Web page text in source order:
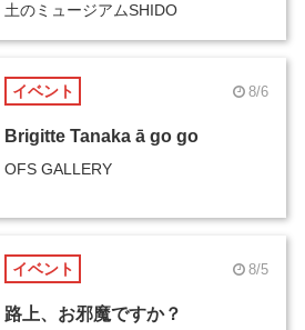
土のミュージアムSHIDO
イベント 8/6
Brigitte Tanaka ā go go
OFS GALLERY
イベント 8/5
路上、お邪魔ですか？